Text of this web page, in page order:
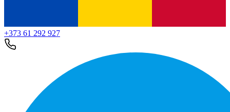
+373 61 292 927